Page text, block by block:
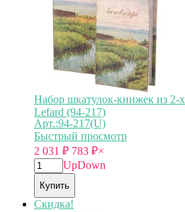
Набор шкатулок-книжек из 2-
Lefard (94-217)
Арт.:94-217(U)
Быстрый просмотр
2 031 ₽ 783 ₽×
UpDown
Купить
Скидка!